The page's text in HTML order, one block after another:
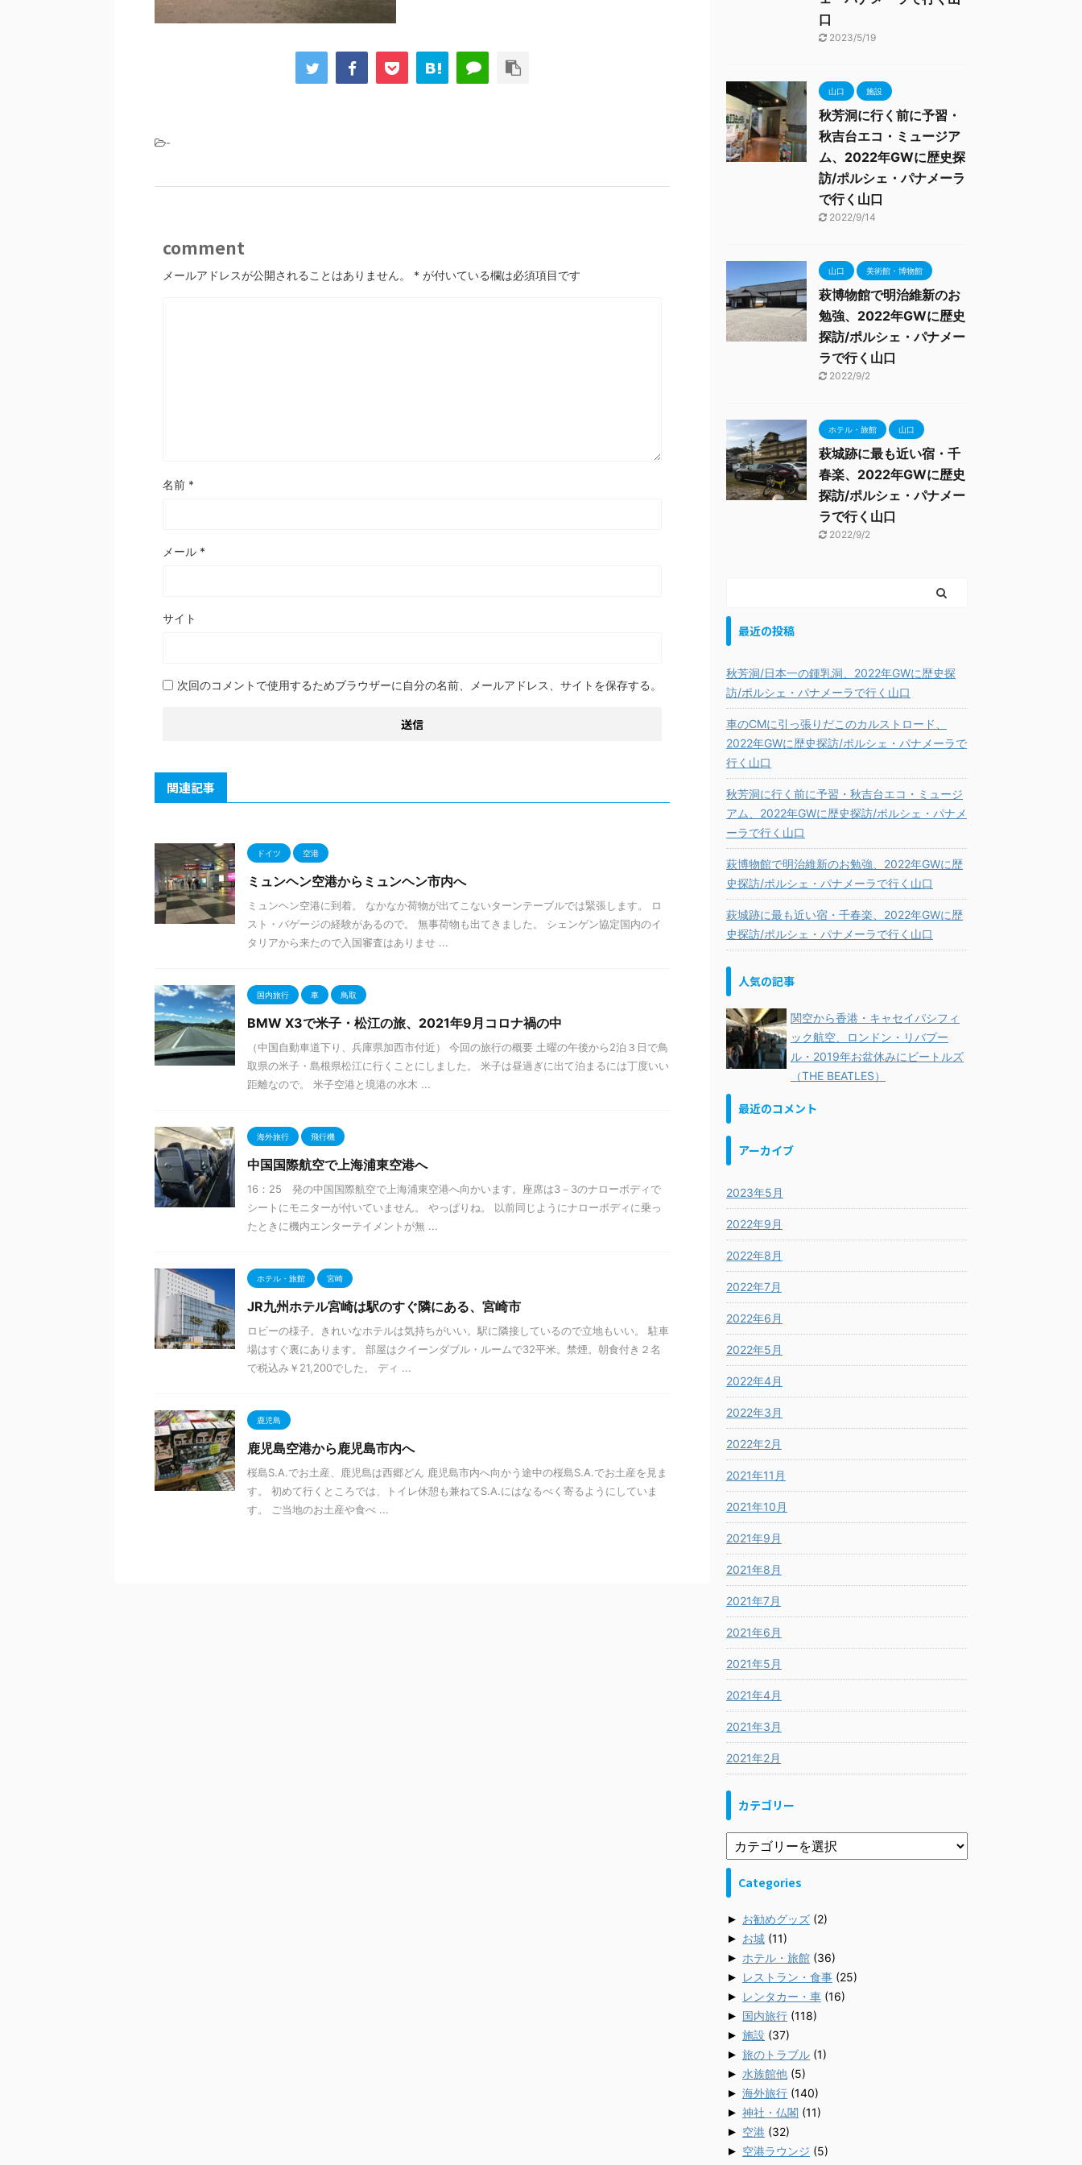
-
comment
メールアドレスが公開されることはありません。 * が付いている欄は必須項目です
名前 *
メール *
サイト
次回のコメントで使用するためブラウザーに自分の名前、メールアドレス、サイトを保存する。
関連記事
ドイツ 空港
ミュンヘン空港からミュンヘン市内へ
ミュンヘン空港に到着。 なかなか荷物が出てこないターンテーブルでは緊張します。 ロ
スト・バゲージの経験があるので。 無事荷物も出てきました。 シェンゲン協定国内のイ
タリアから来たので入国審査はありませ ...
国内旅行 車 鳥取
BMW X3で米子・松江の旅、2021年9月コロナ禍の中
（中国自動車道下り、兵庫県加西市付近） 今回の旅行の概要 土曜の午後から2泊３日で鳥
取県の米子・島根県松江に行くことにしました。 米子は昼過ぎに出て泊まるには丁度いい
距離なので。 米子空港と境港の水木 ...
海外旅行 飛行機
中国国際航空で上海浦東空港へ
16：25 発の中国国際航空で上海浦東空港へ向かいます。座席は3－3のナローボディで
シートにモニターが付いていません。 やっぱりね。 以前同じようにナローボディに乗っ
たときに機内エンターテイメントが無 ...
ホテル・旅館 宮崎
JR九州ホテル宮崎は駅のすぐ隣にある、宮崎市
ロビーの様子。きれいなホテルは気持ちがいい。駅に隣接しているので立地もいい。 駐車
場はすぐ裏にあります。 部屋はクイーンダブル・ルームで32平米。禁煙。朝食付き２名
で税込み￥21,200でした。 ディ ...
鹿児島
鹿児島空港から鹿児島市内へ
桜島S.A.でお土産、鹿児島は西郷どん 鹿児島市内へ向かう途中の桜島S.A.でお土産を見ま
す。 初めて行くところでは、トイレ休憩も兼ねてS.A.にはなるべく寄るようにしていま
す。 ご当地のお土産や食べ ...
口
2023/5/19
山口 施設
秋芳洞に行く前に予習・
秋吉台エコ・ミュージア
ム、2022年GWに歴史探
訪/ポルシェ・パナメーラ
で行く山口
2022/9/14
山口 美術館・博物館
萩博物館で明治維新のお
勉強、2022年GWに歴史
探訪/ポルシェ・パナメー
ラで行く山口
2022/9/2
ホテル・旅館 山口
萩城跡に最も近い宿・千
春楽、2022年GWに歴史
探訪/ポルシェ・パナメー
ラで行く山口
2022/9/2
最近の投稿
秋芳洞/日本一の鍾乳洞、2022年GWに歴史探
訪/ポルシェ・パナメーラで行く山口
車のCMに引っ張りだこのカルストロード、
2022年GWに歴史探訪/ポルシェ・パナメーラで
行く山口
秋芳洞に行く前に予習・秋吉台エコ・ミュージ
アム、2022年GWに歴史探訪/ポルシェ・パナメ
ーラで行く山口
萩博物館で明治維新のお勉強、2022年GWに歴
史探訪/ポルシェ・パナメーラで行く山口
萩城跡に最も近い宿・千春楽、2022年GWに歴
史探訪/ポルシェ・パナメーラで行く山口
人気の記事
関空から香港・キャセイパシフィ
ック航空、ロンドン・リバプー
ル・2019年お盆休みにビートルズ
（THE BEATLES）
最近のコメント
アーカイブ
2023年5月
2022年9月
2022年8月
2022年7月
2022年6月
2022年5月
2022年4月
2022年3月
2022年2月
2021年11月
2021年10月
2021年9月
2021年8月
2021年7月
2021年6月
2021年5月
2021年4月
2021年3月
2021年2月
カテゴリー
Categories
► お勧めグッズ (2)
► お城 (11)
► ホテル・旅館 (36)
► レストラン・食事 (25)
► レンタカー・車 (16)
► 国内旅行 (118)
► 施設 (37)
► 旅のトラブル (1)
► 水族館他 (5)
► 海外旅行 (140)
► 神社・仏閣 (11)
► 空港 (32)
► 空港ラウンジ (5)